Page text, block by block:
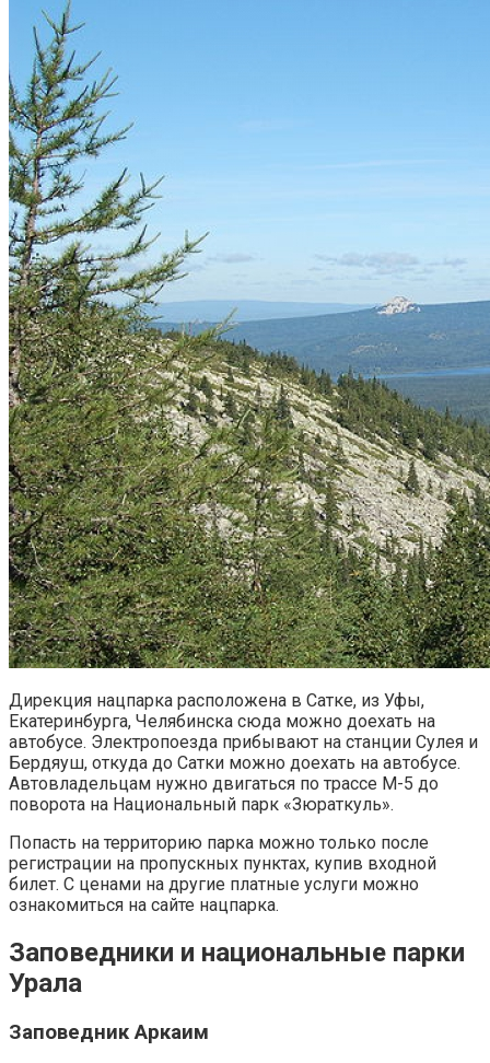
Дирекция нацпарка расположена в Сатке, из Уфы,
Екатеринбурга, Челябинска сюда можно доехать на
автобусе. Электропоезда прибывают на станции Сулея и
Бердяуш, откуда до Сатки можно доехать на автобусе.
Автовладельцам нужно двигаться по трассе М-5 до
поворота на Национальный парк «Зюраткуль».
Попасть на территорию парка можно только после
регистрации на пропускных пунктах, купив входной
билет. С ценами на другие платные услуги можно
ознакомиться на сайте нацпарка.
Заповедники и национальные парки
Урала
Заповедник Аркаим